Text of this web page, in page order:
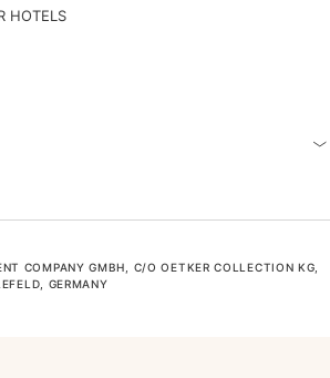
HOTELS
COMPANY GMBH, C/O OETKER COLLECTION KG,
GERMANY